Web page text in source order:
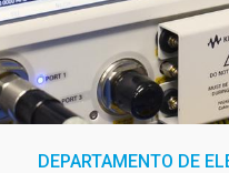
DEPARTAMENTO DE